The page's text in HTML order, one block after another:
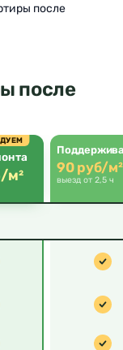
после
после
м² 90 руб/м²
выезд от 2,5 ч